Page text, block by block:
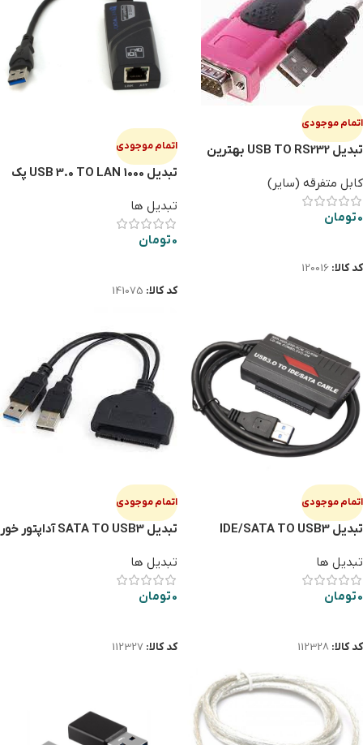
اتمام موجودی
تبدیل USB TO RS232 بهترین
کابل متفرقه (سایر)
0تومان
کد کالا: 120016
اتمام موجودی
تبدیل USB 3.0 TO LAN 1000 پک
تبدیل ها
0تومان
کد کالا: 141075
اتمام موجودی
تبدیل IDE/SATA TO USB3
تبدیل ها
0تومان
کد کالا: 112328
اتمام موجودی
تبدیل SATA TO USB3 آداپتور خور
تبدیل ها
0تومان
کد کالا: 112327